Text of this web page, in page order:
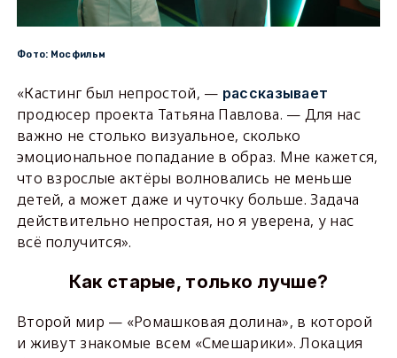
Фото: Мосфильм
«Кастинг был непростой, — рассказывает
продюсер проекта Татьяна Павлова. — Для нас
важно не столько визуальное, сколько
эмоциональное попадание в образ. Мне кажется,
что взрослые актёры волновались не меньше
детей, а может даже и чуточку больше. Задача
действительно непростая, но я уверена, у нас
всё получится».
Как старые, только лучше?
Второй мир — «Ромашковая долина», в которой
и живут знакомые всем «Смешарики». Локация